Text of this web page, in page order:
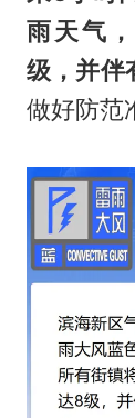
雨天气
级，并伴
做好防范